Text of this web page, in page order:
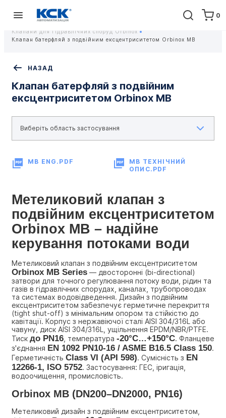
0
Головна
Обладнання
ПРОМИСЛОВА ТРУБОПРОВІДНА АРМАТУРА
Клапани для гідравлічних споруд Orbinox
Клапан батерфляй з подвійним ексцентриситетом Orbinox MB
НАЗАД
Клапан батерфляй з подвійним
ексцентриситетом Orbinox MB
MB ENG.PDF
MB ТЕХНІЧНИЙ
ОПИС.PDF
Метеликовий клапан з
подвійним ексцентриситетом
Orbinox MB – надійне
керування потоками води
Orbinox MB Series — двосторонні (bi-directional)
затвори для точного регулювання потоку води, рідин та
газів в гідравлічних спорудах, каналах, трубопроводах
та системах водовідведення. Дизайн з подвійним
ексцентриситетом забезпечує герметичне перекриття
(tight shut-off) з мінімальним опором та стійкістю до
кавітації. Корпус з нержавіючої сталі AISI 304/316L або
чавуну, диск AISI 304/316L, ущільнення EPDM/NBR/PTFE.
Тиск до PN16 , температура -20°C…+150°C. Фланцеве
з'єднання EN 1092 PN10-16 / ASME B16.5 Class 150.
Герметичність Class VI (API 598). Сумісність з EN
12266-1, ISO 5752. Застосування: ГЕС, іригація,
водоочищення, промисловість.
Orbinox MB (DN200–DN2000, PN16)
Метеликовий дизайн з подвійним ексцентриситетом,